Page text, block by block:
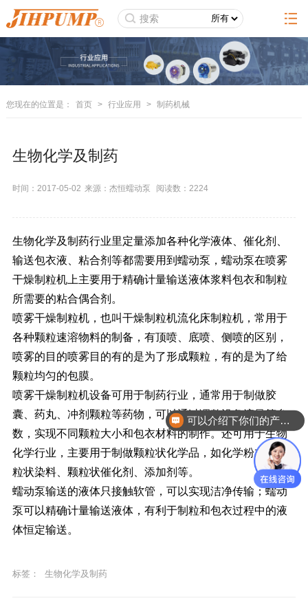
您现在的位置是： 首页 > 行业应用 > 制药机械
生物化学及制药
时间：2017-05-02 来源：杰恒蠕动泵 阅读数： 2224
生物化学及制药行业里定量添加各种化学液体、催化剂、
输送包衣液、粘合剂等都需要用到蠕动泵，蠕动泵在喷雾
干燥制粒机上主要用于精确计量输送液体浆料包衣和制粒
所需要的粘合偶合剂。
喷雾干燥制粒机，也叫干燥制粒机流化床制粒机，常用于
各种颗粒速溶物料的制备，有顶喷、底喷、侧喷的区别，
喷雾的目的喷雾目的有的是为了形成颗粒，有的是为了给
颗粒均匀的包膜。
喷雾干燥制粒机设备可用于制药行业，通常用于制做胶
囊、药丸、冲剂颗粒等药物，可以通过调整设备流量等参
数，实现不同颗粒大小和包衣材料的制作。还可用于生物
化学行业，主要用于制做颗粒状化学品，如化学粉末、颗
粒状染料、颗粒状催化剂、添加剂等。
蠕动泵输送的液体只接触软管，可以实现洁净传输；蠕动
泵可以精确计量输送液体，有利于制粒和包衣过程中的液
体恒定输送。
标签： 生物化学及制药
可以介绍下你们的产品么？